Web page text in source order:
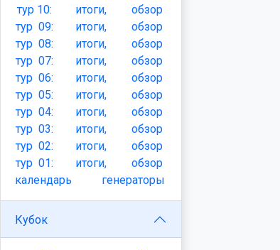
тур 10: итоги,
обзор
тур 09: итоги,
обзор
тур 08: итоги,
обзор
тур 07: итоги,
обзор
тур 06: итоги,
обзор
тур 05: итоги,
обзор
тур 04: итоги,
обзор
тур 03: итоги,
обзор
тур 02: итоги,
обзор
тур 01: итоги,
обзор
календарь
генераторы
Кубок